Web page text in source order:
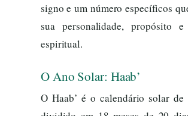
signo e um número específicos
sua personalidade, propósito e
espiritual.
O Ano Solar: Haab’
O Haab’ é o calendário solar de